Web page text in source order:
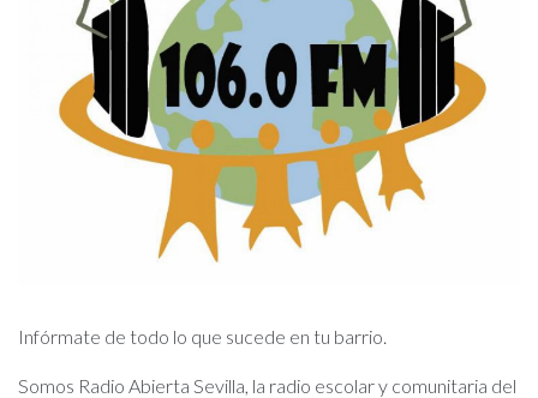
Infórmate de todo lo que sucede en tu barrio.
Somos Radio Abierta Sevilla, la radio escolar y comunitaria del